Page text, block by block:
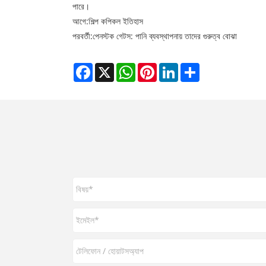
পারে।
আগে:শিল্প কপিকল ইতিহাস
পরবর্তী:পেনস্টক গেটস: পানি ব্যবস্থাপনায় তাদের গুরুত্ব বোঝা
Facebook
X WhatsAppPinterestLinkedIn